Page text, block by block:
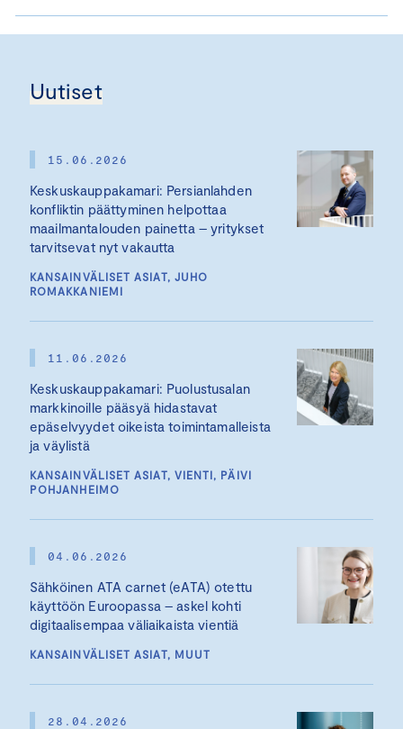
Uutiset
15.06.2026
Keskuskauppakamari: Persianlahden
konfliktin päättyminen helpottaa
maailmantalouden painetta – yritykset
tarvitsevat nyt vakautta
KANSAINVÄLISET ASIAT, JUHO
ROMAKKANIEMI
11.06.2026
Keskuskauppakamari: Puolustusalan
markkinoille pääsyä hidastavat
epäselvyydet oikeista toimintamalleista
ja väylistä
KANSAINVÄLISET ASIAT, VIENTI, PÄIVI
POHJANHEIMO
04.06.2026
Sähköinen ATA carnet (eATA) otettu
käyttöön Euroopassa – askel kohti
digitaalisempaa väliaikaista vientiä
KANSAINVÄLISET ASIAT, MUUT
28.04.2026